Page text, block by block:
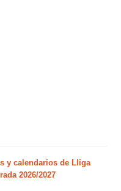
y calendarios de Lliga
2026/2027